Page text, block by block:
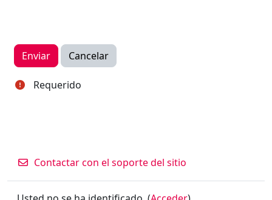
Requerido
Contactar con el soporte del sitio